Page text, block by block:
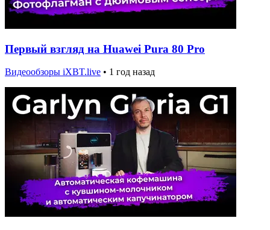
Первый взгляд на Huawei Pura 80 Pro
Видеообзоры iXBT.live • 1 год назад